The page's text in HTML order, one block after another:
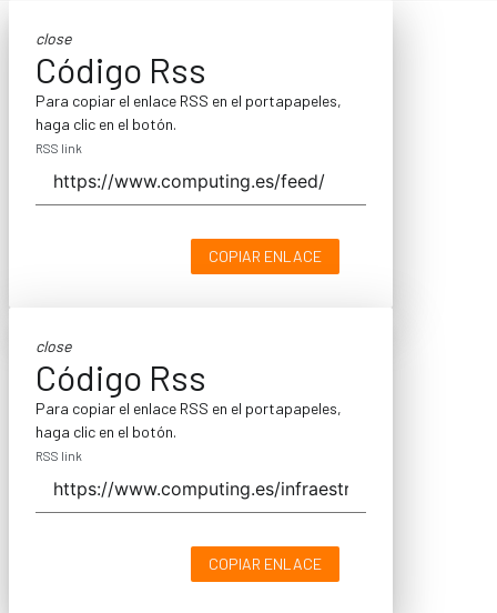
close
Código Rss
Para copiar el enlace RSS en el portapapeles,
haga clic en el botón.
RSS link
COPIAR ENLACE
close
Código Rss
Para copiar el enlace RSS en el portapapeles,
haga clic en el botón.
RSS link
COPIAR ENLACE